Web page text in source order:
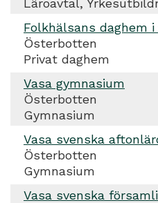
Läroavtal,
Folkhälsans daghem i
Österbotten
Privat daghem
Vasa gymnasium
Österbotten
Gymnasium
Vasa svenska
Österbotten
Gymnasium
Vasa svenska